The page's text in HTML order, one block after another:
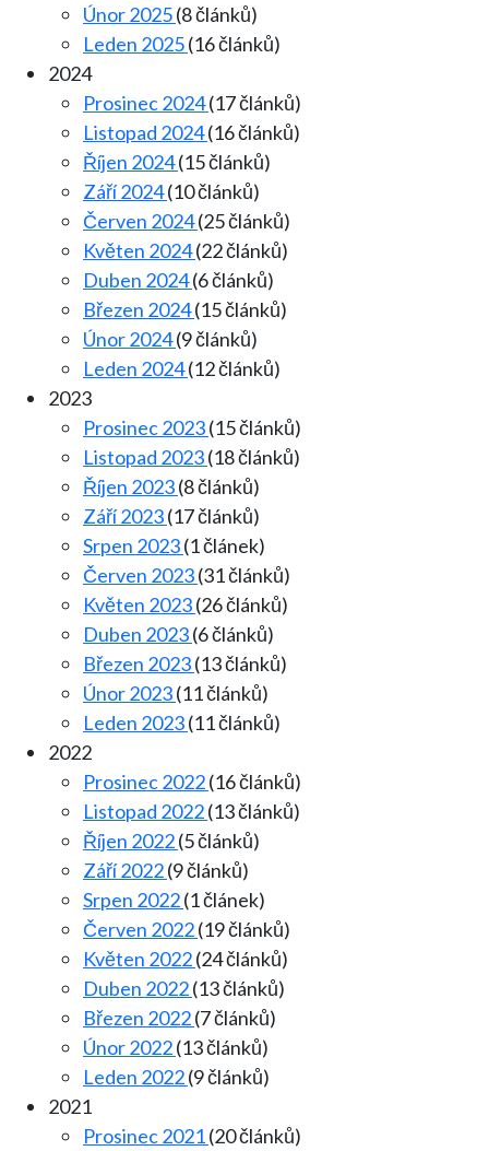
Únor 2025(8 článků)
Leden 2025(16 článků)
2024
Prosinec 2024(17 článků)
Listopad 2024(16 článků)
Říjen 2024(15 článků)
Září 2024(10 článků)
Červen 2024(25 článků)
Květen 2024(22 článků)
Duben 2024(6 článků)
Březen 2024(15 článků)
Únor 2024(9 článků)
Leden 2024(12 článků)
2023
Prosinec 2023(15 článků)
Listopad 2023(18 článků)
Říjen 2023(8 článků)
Září 2023(17 článků)
Srpen 2023(1 článek)
Červen 2023(31 článků)
Květen 2023(26 článků)
Duben 2023(6 článků)
Březen 2023(13 článků)
Únor 2023(11 článků)
Leden 2023(11 článků)
2022
Prosinec 2022(16 článků)
Listopad 2022(13 článků)
Říjen 2022(5 článků)
Září 2022(9 článků)
Srpen 2022(1 článek)
Červen 2022(19 článků)
Květen 2022(24 článků)
Duben 2022(13 článků)
Březen 2022(7 článků)
Únor 2022(13 článků)
Leden 2022(9 článků)
2021
Prosinec 2021(20 článků)